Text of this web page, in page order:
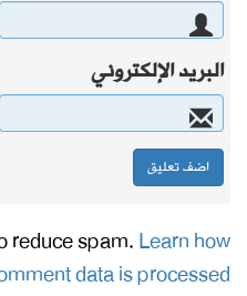
البريد الإلكتروني
reduce spam.Learn how
data is processed.